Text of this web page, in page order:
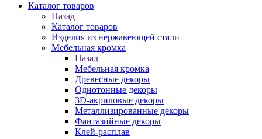
Каталог товаров
Назад
Каталог товаров
Изделия из нержавеющей стали
Мебельная кромка
Назад
Мебельная кромка
Древесные декоры
Однотонные декоры
3D-акриловые декоры
Металлизированные декоры
Фантазийные декоры
Клей-расплав